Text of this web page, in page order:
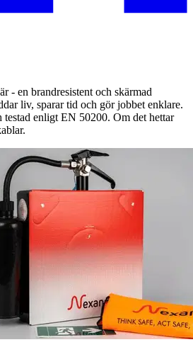
- en brandresistent och skärmad
liv, sparar tid och gör jobbet enklare.
enligt EN 50200. Om det hettar